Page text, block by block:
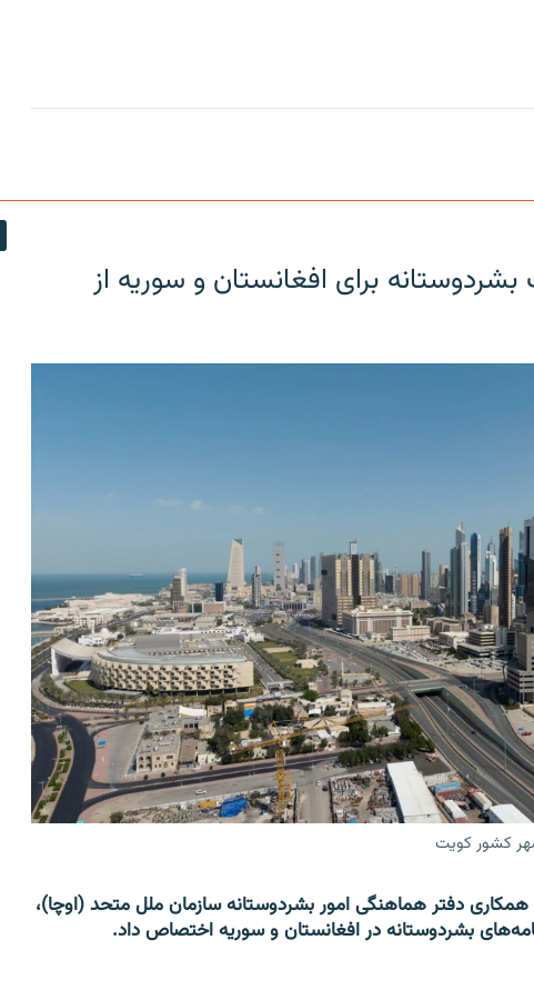
کمک بشردوستانه برای افغانستان و سوریه از
کشور کویت
دفتر هماهنگی امور بشردوستانه سازمان ملل متحد (اوچا)،